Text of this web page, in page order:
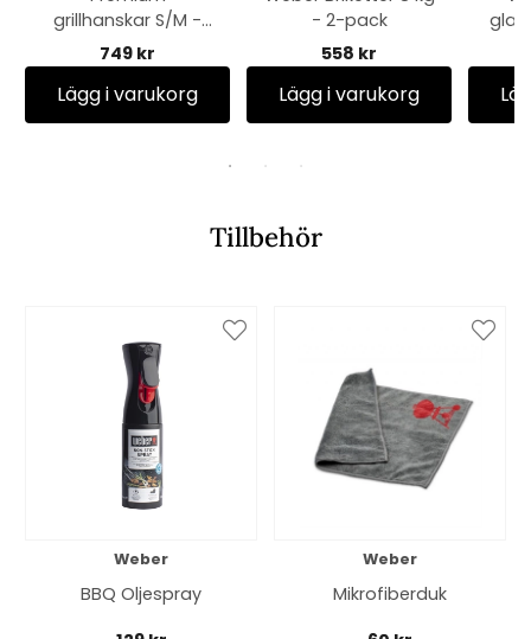
grillhanskar S/M -
black/red
749 kr
Lägg i varukorg
- 2-pack
558 kr
Lägg i varukorg
Tillbehör
Weber
BBQ Oljespray
Weber
Mikrofiberduk